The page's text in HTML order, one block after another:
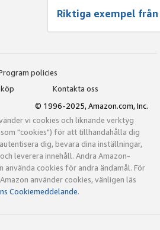
Riktiga exempel
policies
Kontakta oss
© 1996-2025, Amazon.com, Inc.
vi cookies och liknande verktyg
"cookies") för att tillhandahålla dig
dig, bevara dina inställningar,
leverera innehåll. Andra Amazon-
använda cookies för andra ändamål. För
använder cookies, vänligen läs
Cookiemeddelande.